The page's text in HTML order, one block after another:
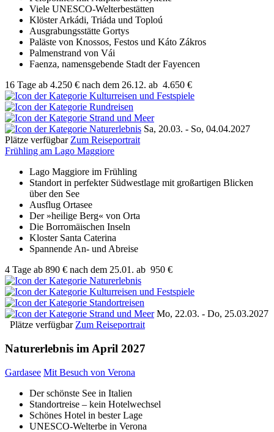
Viele UNESCO-Welterbestätten
Klöster Arkádi, Triáda und Toploú
Ausgrabungsstätte Gortys
Paläste von Knossos, Festos und Káto Zákros
Palmenstrand von Vái
Faenza, namensgebende Stadt der Fayencen
16 Tage ab 4.250 € nach dem 26.12. ab 4.650 €
Sa, 20.03. - So, 04.04.2027
Plätze verfügbar Zum Reiseportrait
Frühling am Lago Maggiore
Lago Maggiore im Frühling
Standort in perfekter Südwestlage mit großartigen Blicken
über den See
Ausflug Ortasee
Der »heilige Berg« von Orta
Die Borromäischen Inseln
Kloster Santa Caterina
Spannende An- und Abreise
4 Tage ab 890 € nach dem 25.01. ab 950 €
Mo, 22.03. - Do, 25.03.2027
Plätze verfügbar Zum Reiseportrait
Naturerlebnis im April 2027
Gardasee Mit Besuch von Verona
Der schönste See in Italien
Standortreise – kein Hotelwechsel
Schönes Hotel in bester Lage
UNESCO-Welterbe in Verona